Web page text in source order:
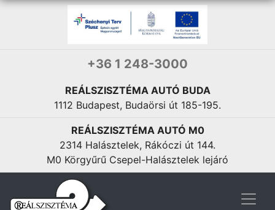
+36 1 248-3000
REÁLSZISZTÉMA AUTÓ BUDA
1112 Budapest, Budaörsi út 185-195.
REÁLSZISZTÉMA AUTÓ M0
2314 Halásztelek, Rákóczi út 144.
M0 Körgyűrű Csepel-Halásztelek lejáró